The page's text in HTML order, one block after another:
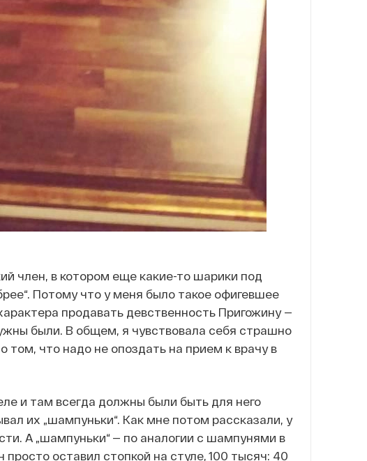
член, в котором еще какие-то шарики под
Потому что у меня было такое офигевшее
продавать девственность Пригожину —
были. В общем, я чувствовала себя страшно
что надо не опоздать на прием к врачу в
и там всегда должны были быть для него
их „шампуньки“. Как мне потом рассказали, у
А „шампуньки“ — по аналогии с шампунями в
оставил стопкой на стуле, 100 тысяч: 40